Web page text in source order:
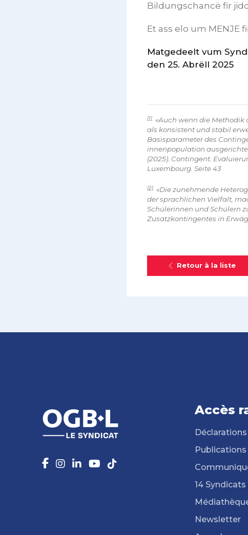
Bildungschancë fir
Et ass elo um
Matgedeelt vum
den 25. Abrëll 2025
[1] «Auch wenn die Methodik
als konsistent und stabil
Basisparameter des
innenpopulation
(2025). Contingent.
Luxembourg. Seite 43
[2] «Die zunehmende
der sprachlichen Vielfalt,
Schülerinnen und Schülern
Zusatzkontingentes in
Retour à la liste
Accès
Publications
14
Newsletter